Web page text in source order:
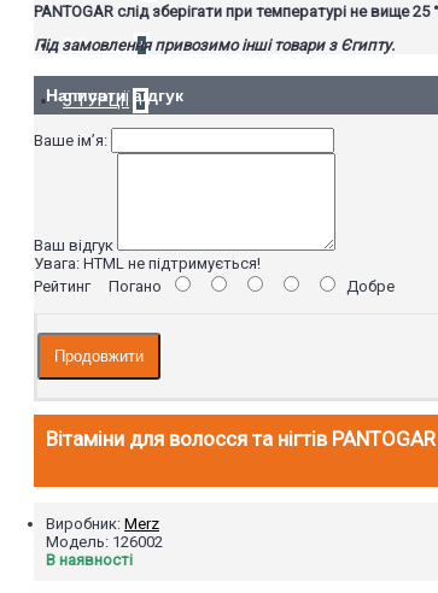
З Єгипту +
З ТУРЦІЇ +
PANTOGAR слід зберігати при температурі не вище 25
Під замовлення привозимо інші товари з Єгипту.
Написати відгук
Ваше ім’я:
Ваш відгук
Увага: HTML не підтримується!
РейтингПогано Добре
Продовжити
Вітаміни для волосся та нігтів
Виробник: Merz
Модель: 126002
В наявності